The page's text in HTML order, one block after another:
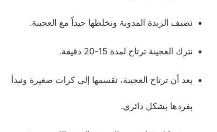
نضيف الزبدة المذوبة ونخلطها جيداً مع العجينة.
نترك العجينة ترتاح لمدة 15-20 دقيقة.
بعد أن ترتاح العجينة، نقسمها إلى كرات صغيرة ونبدأ
بفردها بشكل دائري.